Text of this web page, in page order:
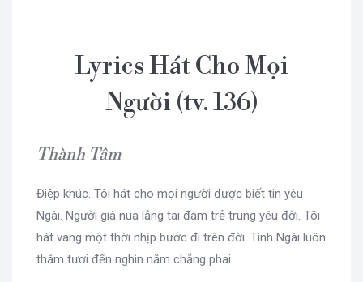
Lyrics Hát Cho Mọi
Người (tv. 136)
Thành Tâm
Điệp khúc. Tôi hát cho mọi người được biết tin yêu
Ngài. Người già nua lắng tai đám trẻ trung yêu đời. Tôi
hát vang một thời nhịp bước đi trên đời. Tình Ngài luôn
thắm tươi đến nghìn năm chẳng phai.